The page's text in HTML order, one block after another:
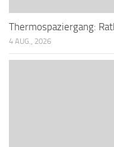
Thermospaziergang:
4 AUG., 2026